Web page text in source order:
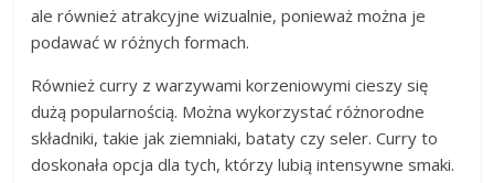
ale również atrakcyjne wizualnie, ponieważ można je
podawać w różnych formach.
Również curry z warzywami korzeniowymi cieszy się
dużą popularnością. Można wykorzystać różnorodne
składniki, takie jak ziemniaki, bataty czy seler. Curry to
doskonała opcja dla tych, którzy lubią intensywne smaki.